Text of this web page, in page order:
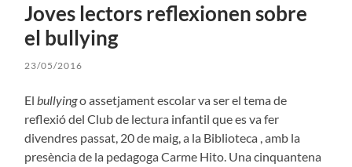
Joves lectors reflexionen sobre
el bullying
23/05/2016
Elbullyingo assetjament escolar va ser el tema de
reflexió del Club de lectura infantil que es va fer
divendres passat, 20 de maig, a la Biblioteca , amb la
presència de la pedagoga Carme Hito. Una cinquantena